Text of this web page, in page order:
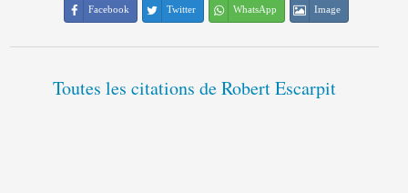
Facebook Twitter WhatsApp Image
Toutes les citations de Robert Escarpit